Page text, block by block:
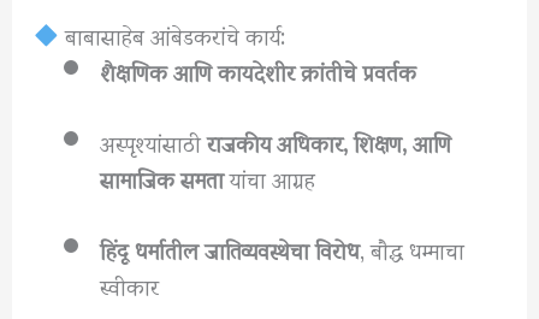
बाबासाहेब आंबेडकरांचे कार्य:
शैक्षणिक आणि कायदेशीर क्रांतीचे प्रवर्तक
अस्पृश्यांसाठीराजकीय अधिकार, शिक्षण, आणि
सामाजिक समतायांचा आग्रह
हिंदू धर्मातील जातिव्यवस्थेचा विरोध, बौद्ध धम्माचा
स्वीकार